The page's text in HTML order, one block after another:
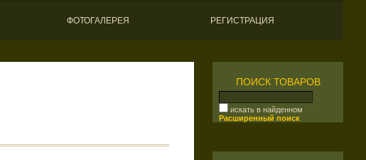
ФОТОГАЛЕРЕЯ РЕГИСТРАЦИЯ
ПОИСК ТОВАРОВ
искать в найденном
Расширенный поиск